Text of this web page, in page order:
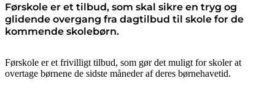
Førskole er et tilbud, som skal sikre en tryg og
glidende overgang fra dagtilbud til skole for de
kommende skolebørn.
Førskole er et frivilligt tilbud, som gør det muligt for skoler at
overtage børnene de sidste måneder af deres børnehavetid.